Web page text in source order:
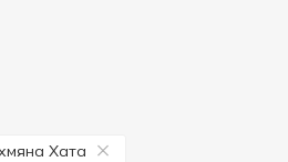
Хата